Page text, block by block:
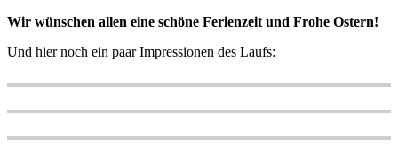
Wir wünschen allen eine schöne Ferienzeit und Frohe Ostern!
Und hier noch ein paar Impressionen des Laufs: